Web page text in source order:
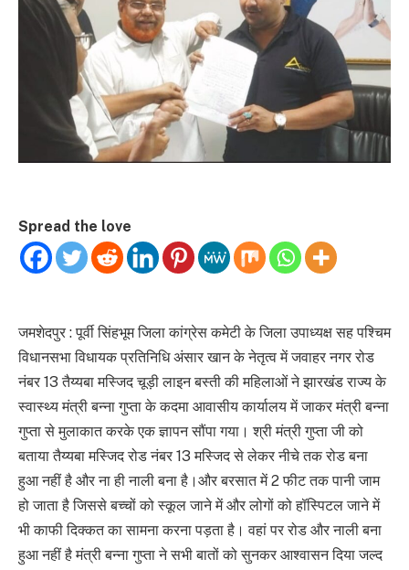
Spread the love
जमशेदपुर : पूर्वी सिंहभूम जिला कांग्रेस कमेटी के जिला उपाध्यक्ष सह पश्चिम
विधानसभा विधायक प्रतिनिधि अंसार खान के नेतृत्व में जवाहर नगर रोड
नंबर 13 तैय्यबा मस्जिद चूड़ी लाइन बस्ती की महिलाओं ने झारखंड राज्य के
स्वास्थ्य मंत्री बन्ना गुप्ता के कदमा आवासीय कार्यालय में जाकर मंत्री बन्ना
गुप्ता से मुलाकात करके एक ज्ञापन सौंपा गया। श्री मंत्री गुप्ता जी को
बताया तैय्यबा मस्जिद रोड नंबर 13 मस्जिद से लेकर नीचे तक रोड बना
हुआ नहीं है और ना ही नाली बना है।और बरसात में 2 फीट तक पानी जाम
हो जाता है जिससे बच्चों को स्कूल जाने में और लोगों को हॉस्पिटल जाने में
भी काफी दिक्कत का सामना करना पड़ता है। वहां पर रोड और नाली बना
हुआ नहीं है मंत्री बन्ना गुप्ता ने सभी बातों को सुनकर आश्वासन दिया जल्द